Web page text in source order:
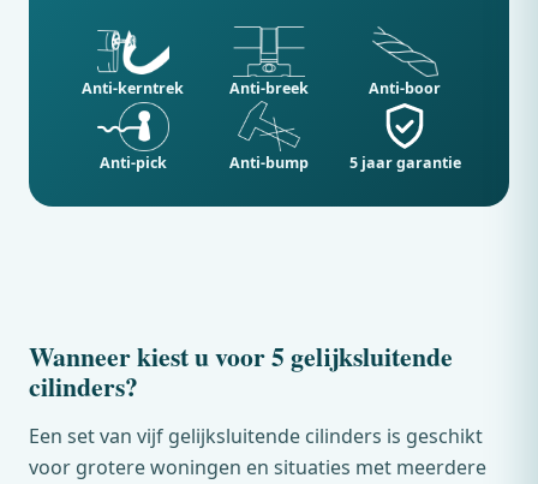
Anti-kerntrek Anti-breek Anti-boor
Anti-pick Anti-bump 5 jaar garantie
Wanneer kiest u voor 5 gelijksluitende
cilinders?
Een set van vijf gelijksluitende cilinders is geschikt
voor grotere woningen en situaties met meerdere